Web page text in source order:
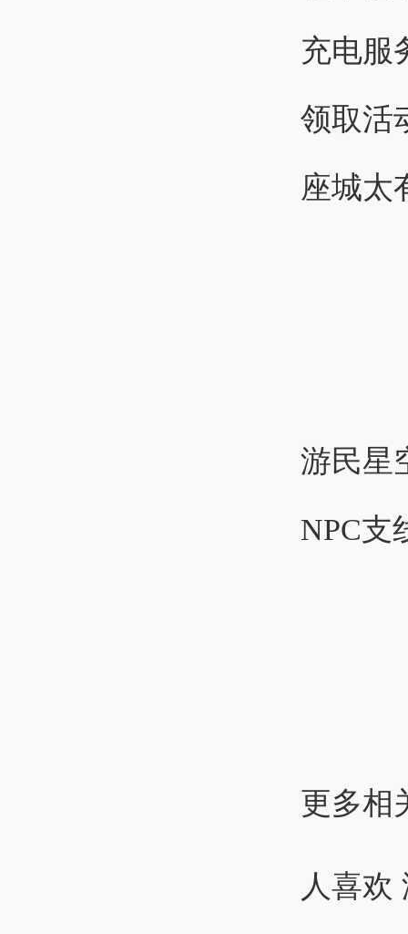
充电服
领取活
座城太
游民星
NPC支
更多相
人喜欢